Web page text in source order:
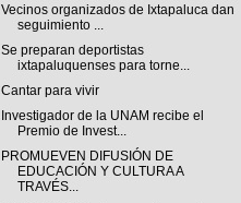
Vecinos organizados de Ixtapaluca dan
seguimiento ...
Se preparan deportistas
ixtapaluquenses para torne...
Cantar para vivir
Investigador de la UNAM recibe el
Premio de Invest...
PROMUEVEN DIFUSIÓN DE
EDUCACIÓN Y CULTURA A
TRAVÉS...